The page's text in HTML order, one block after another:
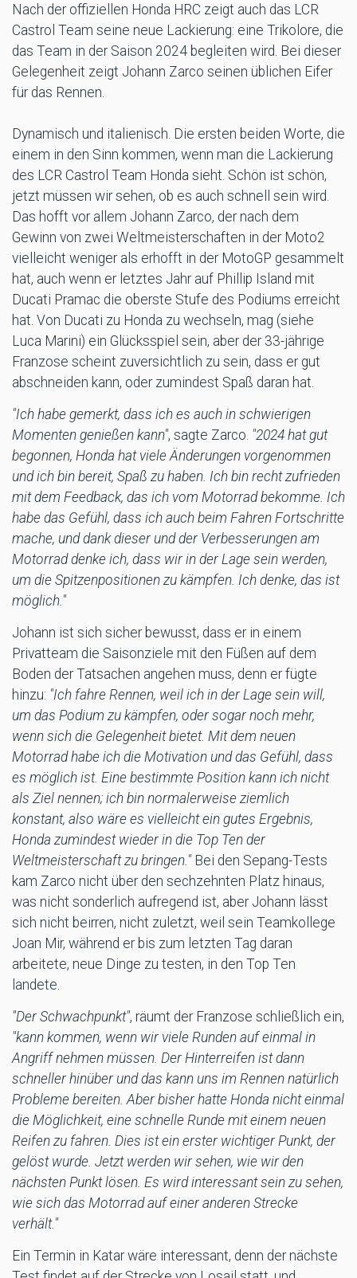
Nach der offiziellen Honda HRC zeigt auch das LCR
Castrol Team seine neue Lackierung: eine Trikolore, die
das Team in der Saison 2024 begleiten wird. Bei dieser
Gelegenheit zeigt Johann Zarco seinen üblichen Eifer
für das Rennen.
Dynamisch und italienisch. Die ersten beiden Worte, die
einem in den Sinn kommen, wenn man die Lackierung
des LCR Castrol Team Honda sieht. Schön ist schön,
jetzt müssen wir sehen, ob es auch schnell sein wird.
Das hofft vor allem Johann Zarco, der nach dem
Gewinn von zwei Weltmeisterschaften in der Moto2
vielleicht weniger als erhofft in der MotoGP gesammelt
hat, auch wenn er letztes Jahr auf Phillip Island mit
Ducati Pramac die oberste Stufe des Podiums erreicht
hat. Von Ducati zu Honda zu wechseln, mag (siehe
Luca Marini) ein Glücksspiel sein, aber der 33-jährige
Franzose scheint zuversichtlich zu sein, dass er gut
abschneiden kann, oder zumindest Spaß daran hat.
"Ich habe gemerkt, dass ich es auch in schwierigen
Momenten genießen kann", sagte Zarco. "2024 hat gut
begonnen, Honda hat viele Änderungen vorgenommen
und ich bin bereit, Spaß zu haben. Ich bin recht zufrieden
mit dem Feedback, das ich vom Motorrad bekomme. Ich
habe das Gefühl, dass ich auch beim Fahren Fortschritte
mache, und dank dieser und der Verbesserungen am
Motorrad denke ich, dass wir in der Lage sein werden,
um die Spitzenpositionen zu kämpfen. Ich denke, das ist
möglich."
Johann ist sich sicher bewusst, dass er in einem
Privatteam die Saisonziele mit den Füßen auf dem
Boden der Tatsachen angehen muss, denn er fügte
hinzu: "Ich fahre Rennen, weil ich in der Lage sein will,
um das Podium zu kämpfen, oder sogar noch mehr,
wenn sich die Gelegenheit bietet. Mit dem neuen
Motorrad habe ich die Motivation und das Gefühl, dass
es möglich ist. Eine bestimmte Position kann ich nicht
als Ziel nennen; ich bin normalerweise ziemlich
konstant, also wäre es vielleicht ein gutes Ergebnis,
Honda zumindest wieder in die Top Ten der
Weltmeisterschaft zu bringen."Bei den Sepang-Tests
kam Zarco nicht über den sechzehnten Platz hinaus,
was nicht sonderlich aufregend ist, aber Johann lässt
sich nicht beirren, nicht zuletzt, weil sein Teamkollege
Joan Mir, während er bis zum letzten Tag daran
arbeitete, neue Dinge zu testen, in den Top Ten
landete.
"Der Schwachpunkt", räumt der Franzose schließlich ein,
"kann kommen, wenn wir viele Runden auf einmal in
Angriff nehmen müssen. Der Hinterreifen ist dann
schneller hinüber und das kann uns im Rennen natürlich
Probleme bereiten. Aber bisher hatte Honda nicht einmal
die Möglichkeit, eine schnelle Runde mit einem neuen
Reifen zu fahren. Dies ist ein erster wichtiger Punkt, der
gelöst wurde. Jetzt werden wir sehen, wie wir den
nächsten Punkt lösen. Es wird interessant sein zu sehen,
wie sich das Motorrad auf einer anderen Strecke
verhält."
Ein Termin in Katar wäre interessant, denn der nächste